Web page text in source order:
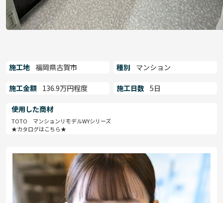
施工地 福岡県古賀市 種別 マンション
施工金額 136.9万円程度 施工日数 5日
使用した商材
TOTO マンションリモデルWYシリーズ
★カタログはこちら★